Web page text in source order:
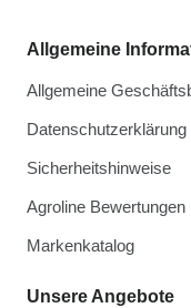
Allgemeine
Allgemeine
Datenschutzerklärung
Sicherheitshinweise
Agroline Bewertungen
Markenkatalog
Unsere Angebote